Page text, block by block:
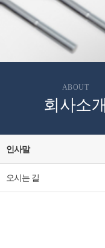
ABOUT
회사소개
인사말
오시는 길